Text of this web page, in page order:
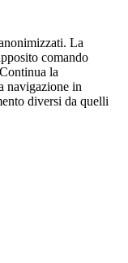
La
comando
la
navigazione in
diversi da quelli